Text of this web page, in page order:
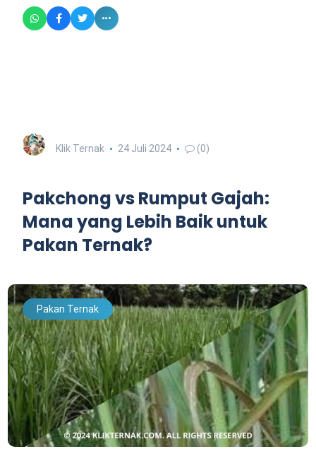
Klik Ternak 24 Juli 2024 (0)
Pakchong vs Rumput Gajah:
Mana yang Lebih Baik untuk
Pakan Ternak?
Pakan Ternak